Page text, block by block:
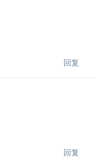
回复
回复